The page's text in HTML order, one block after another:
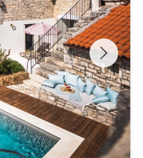
Guardate l'intera
galleria sulla